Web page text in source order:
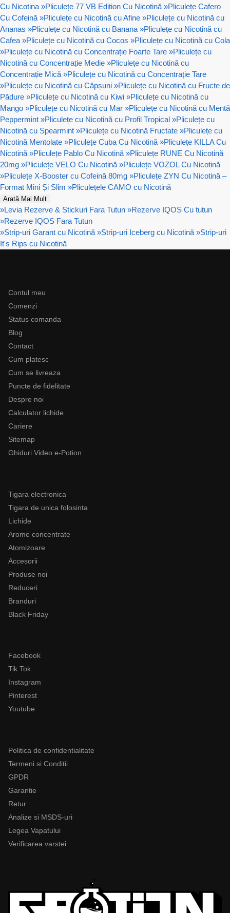
Cu Nicotina »Pliculețe 77 VB Edition Cu Nicotină »Pliculețe Cafero
Cu Cofeină »Pliculețe cu Nicotină cu Afine »Pliculețe cu Nicotină cu
Ananas »Pliculețe cu Nicotină cu Banana »Pliculețe cu Nicotină cu
Cafea »Pliculețe cu Nicotină cu Cocos »Pliculețe cu Nicotină cu Cola
»Pliculețe cu Nicotină cu Concentrație Foarte Tare »Pliculețe cu
Nicotină cu Concentrație Medie »Pliculețe cu Nicotină cu
Concentrație Mică »Pliculețe cu Nicotină cu Concentrație Tare
»Pliculețe cu Nicotină cu Căpșuni »Pliculețe cu Nicotină cu Fructe de
Pădure »Pliculețe cu Nicotină cu Kiwi »Pliculețe cu Nicotină cu
Mango »Pliculețe cu Nicotină cu Mar »Pliculețe cu Nicotină cu Mentă
Peppermint »Pliculețe cu Nicotină cu Profil Tropical »Pliculețe cu
Nicotină cu Spearmint »Pliculețe cu Nicotină Fructate »Pliculețe cu
Nicotină Mentolate »Pliculețe Cuba Cu Nicotină »Pliculețe KILLA Cu
Nicotină »Pliculețe Pablo Cu Nicotină »Pliculețe RUNE Cu Nicotină
20mg »Pliculețe VELO Cu Nicotină »Pliculețe VOZOL Cu Nicotină
»Pliculețe X-Booster cu Cofeină 80mg »Pliculețe ZYN Cu Nicotină –
Format Mini Și Slim »Pliculețele CAMO cu Nicotină
Arată Mai Mult
»Levia Rezerve & Stickuri Fara Tutun »Rezerve IQOS Cu tutun
»Rezerve IQOS Fara Tutun
»Strip-uri Garant cu Nicotină »Strip-uri Iceberg cu Nicotină »Strip-uri
It's Rips cu Nicotină
Contul meu
Comenzi
Status comanda
Blog
Contact
Cum platesc
Cum se livreaza
Puncte de fidelitate
Despre noi
Calculator lichide
Cariere
Sitemap
Ghiduri Video e-Potion
Tigara electronica
Tigara de unica folosinta
Lichide
Arome concentrate
Atomizoare
Accesorii
Produse noi
Reduceri
Branduri
Black Friday
Facebook
Tik Tok
Instagram
Pinterest
Youtube
Politica de confidentialitate
Termeni si Conditii
GPDR
Garantie
Retur
Analize si MSDS-uri
Legea Vapatului
Verificarea varstei